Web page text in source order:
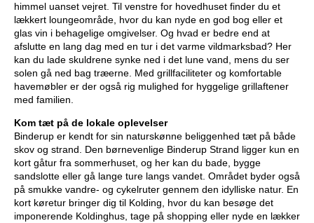
himmel uanset vejret. Til venstre for hovedhuset finder du et
lækkert loungeområde, hvor du kan nyde en god bog eller et
glas vin i behagelige omgivelser. Og hvad er bedre end at
afslutte en lang dag med en tur i det varme vildmarksbad? Her
kan du lade skuldrene synke ned i det lune vand, mens du ser
solen gå ned bag træerne. Med grillfaciliteter og komfortable
havemøbler er der også rig mulighed for hyggelige grillaftener
med familien.
Kom tæt på de lokale oplevelser
Binderup er kendt for sin naturskønne beliggenhed tæt på både
skov og strand. Den børnevenlige Binderup Strand ligger kun en
kort gåtur fra sommerhuset, og her kan du bade, bygge
sandslotte eller gå lange ture langs vandet. Området byder også
på smukke vandre- og cykelruter gennem den idylliske natur. En
kort køretur bringer dig til Kolding, hvor du kan besøge det
imponerende Koldinghus, tage på shopping eller nyde en lækker